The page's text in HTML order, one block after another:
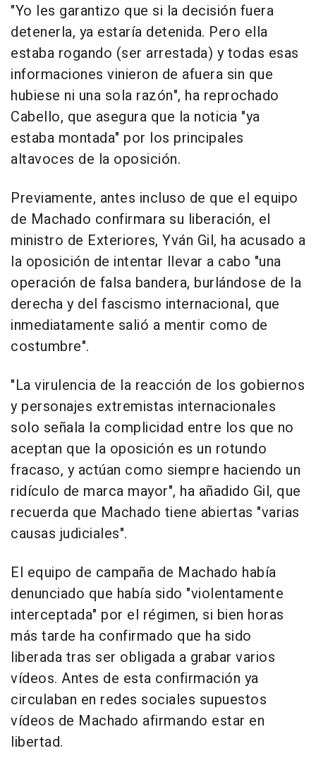
"Yo les garantizo que si la decisión fuera
detenerla, ya estaría detenida. Pero ella
estaba rogando (ser arrestada) y todas esas
informaciones vinieron de afuera sin que
hubiese ni una sola razón", ha reprochado
Cabello, que asegura que la noticia "ya
estaba montada" por los principales
altavoces de la oposición.
Previamente, antes incluso de que el equipo
de Machado confirmara su liberación, el
ministro de Exteriores, Yván Gil, ha acusado a
la oposición de intentar llevar a cabo "una
operación de falsa bandera, burlándose de la
derecha y del fascismo internacional, que
inmediatamente salió a mentir como de
costumbre".
"La virulencia de la reacción de los gobiernos
y personajes extremistas internacionales
solo señala la complicidad entre los que no
aceptan que la oposición es un rotundo
fracaso, y actúan como siempre haciendo un
ridículo de marca mayor", ha añadido Gil, que
recuerda que Machado tiene abiertas "varias
causas judiciales".
El equipo de campaña de Machado había
denunciado que había sido "violentamente
interceptada" por el régimen, si bien horas
más tarde ha confirmado que ha sido
liberada tras ser obligada a grabar varios
vídeos. Antes de esta confirmación ya
circulaban en redes sociales supuestos
vídeos de Machado afirmando estar en
libertad.